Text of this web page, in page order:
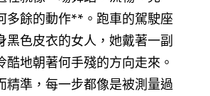
多餘的動作**。跑車的駕駛座
黑色皮衣的女人，她戴著一副
酷地朝著何手殘的方向走來。
精準，每一步都像是被測量過